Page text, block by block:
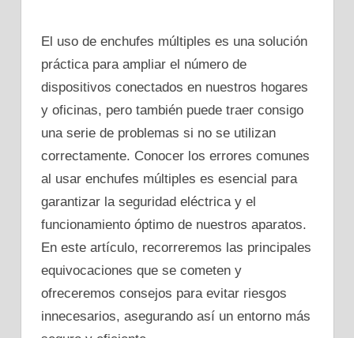
El uso de enchufes múltiples es una solución
práctica para ampliar el número de
dispositivos conectados en nuestros hogares
y oficinas, pero también puede traer consigo
una serie de problemas si no se utilizan
correctamente. Conocer los errores comunes
al usar enchufes múltiples es esencial para
garantizar la seguridad eléctrica y el
funcionamiento óptimo de nuestros aparatos.
En este artículo, recorreremos las principales
equivocaciones que se cometen y
ofreceremos consejos para evitar riesgos
innecesarios, asegurando así un entorno más